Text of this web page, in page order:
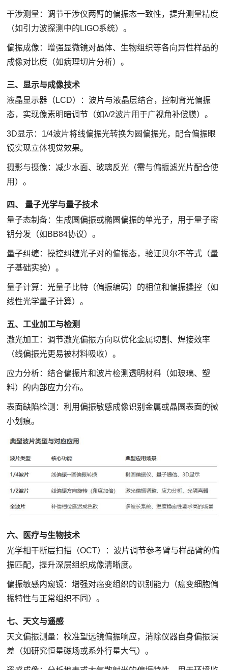
干涉测量：调节干涉仪两臂的偏振态一致性，提升测量精度
（如引力波探测中的LIGO系统）。
偏振成像：增强显微镜对晶体、生物组织等各向异性样品的
成像对比度（如病理切片分析）。
三、显示与成像技术
液晶显示器（LCD）：波片与液晶层结合，控制背光偏振
态，实现像素明暗调节（如λ/2波片用于广视角补偿膜）。
3D显示：1/4波片将线偏振光转换为圆偏振光，配合偏振眼
镜实现立体视觉效果。
摄影与摄像：减少水面、玻璃反光（需与偏振滤光片配合使
用）。
四、 量子光学与量子技术
量子态制备：生成圆偏振或椭圆偏振的单光子，用于量子密
钥分发（如BB84协议）。
量子纠缠：操控纠缠光子对的偏振态，验证贝尔不等式（量
子基础实验）。
量子计算：光量子比特（偏振编码）的相位和偏振操控（如
线性光学量子计算）。
五、工业加工与检测
激光加工：调节激光偏振方向以优化金属切割、焊接效率
（线偏振光更易被材料吸收）。
应力分析：结合偏振片和波片检测透明材料（如玻璃、塑
料）的内部应力分布。
表面缺陷检测：利用偏振敏感成像识别金属或晶圆表面的微
小划痕。
六、医疗与生物技术
光学相干断层扫描（OCT）：波片调节参考臂与样品臂的偏
振匹配，提升深层组织成像清晰度。
偏振敏感内窥镜：增强对癌变组织的识别能力（癌变细胞偏
振特性与正常组织不同）。
七、天文与遥感
天文偏振测量：校准望远镜偏振响应，消除仪器自身偏振误
差（如研究恒星磁场或系外行星大气）。